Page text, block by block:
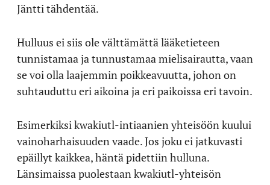
Jäntti tähdentää.
Hulluus ei siis ole välttämättä lääketieteen
tunnistamaa ja tunnustamaa mielisairautta, vaan
se voi olla laajemmin poikkeavuutta, johon on
suhtauduttu eri aikoina ja eri paikoissa eri tavoin.
Esimerkiksi kwakiutl-intiaanien yhteisöön kuului
vainoharhaisuuden vaade. Jos joku ei jatkuvasti
epäillyt kaikkea, häntä pidettiin hulluna.
Länsimaissa puolestaan kwakiutl-yhteisön